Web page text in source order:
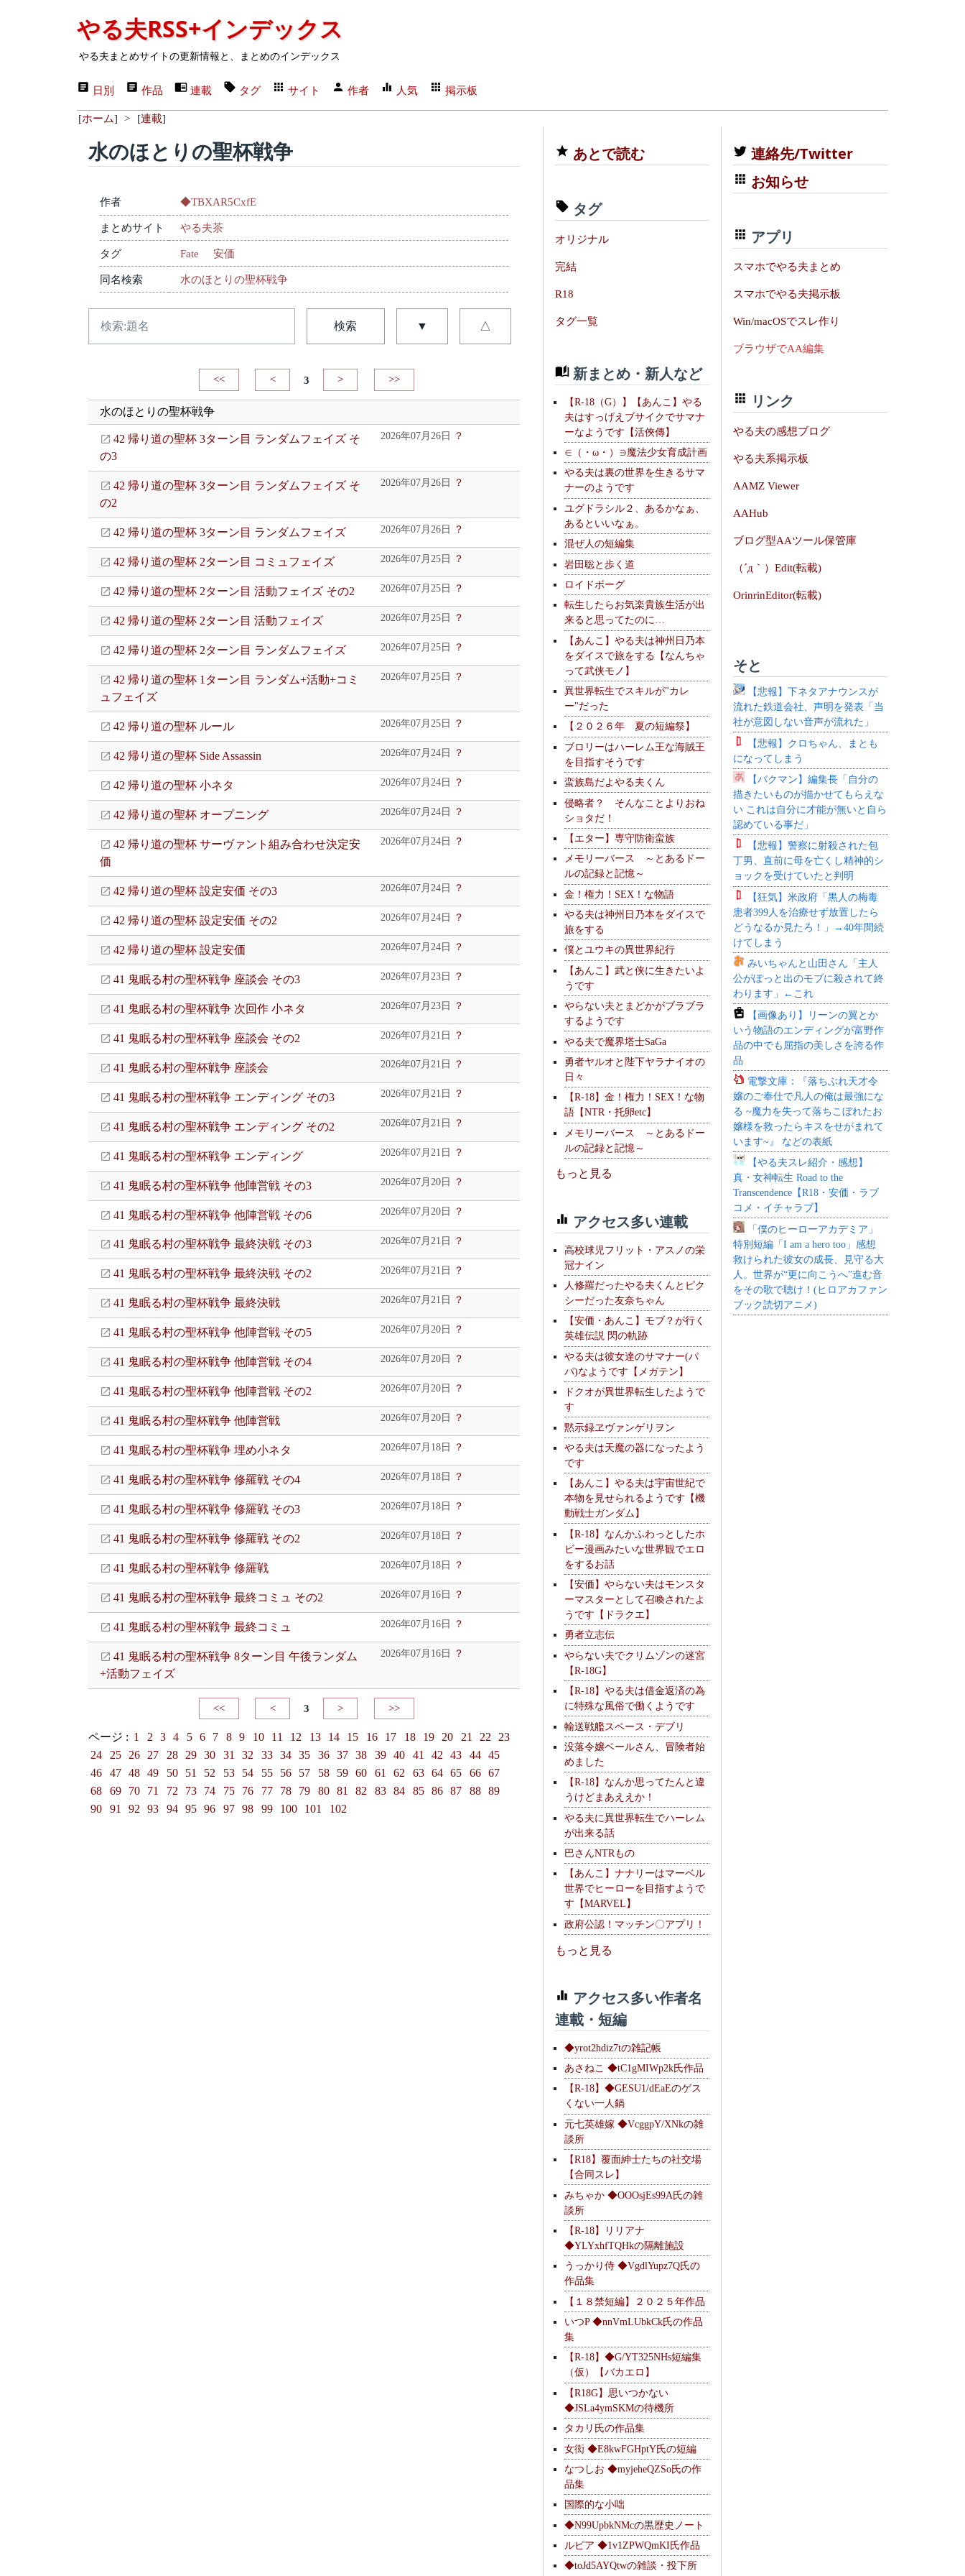
やる夫RSS+インデックス
やる夫まとめサイトの更新情報と、まとめのインデックス
日別 作品 連載 タグ サイト 作者 人気 掲示板
[ホーム] > [連載]
水のほとりの聖杯戦争
作者 ◆TBXAR5CxfE
まとめサイト やる夫茶
タグ Fate 安価
同名検索 水のほとりの聖杯戦争
検索 ▼ △
<< < 3 > >>
水のほとりの聖杯戦争
42 帰り道の聖杯 3ターン目 ランダムフェイズ そ
の3
2026年07月26日 ？
42 帰り道の聖杯 3ターン目 ランダムフェイズ そ
の2
2026年07月26日 ？
42 帰り道の聖杯 3ターン目 ランダムフェイズ 2026年07月26日 ？
42 帰り道の聖杯 2ターン目 コミュフェイズ 2026年07月25日 ？
42 帰り道の聖杯 2ターン目 活動フェイズ その2 2026年07月25日 ？
42 帰り道の聖杯 2ターン目 活動フェイズ 2026年07月25日 ？
42 帰り道の聖杯 2ターン目 ランダムフェイズ 2026年07月25日 ？
42 帰り道の聖杯 1ターン目 ランダム+活動+コミ
ュフェイズ
2026年07月25日 ？
42 帰り道の聖杯 ルール 2026年07月25日 ？
42 帰り道の聖杯 Side Assassin 2026年07月24日 ？
42 帰り道の聖杯 小ネタ 2026年07月24日 ？
42 帰り道の聖杯 オープニング 2026年07月24日 ？
42 帰り道の聖杯 サーヴァント組み合わせ決定安
価
2026年07月24日 ？
42 帰り道の聖杯 設定安価 その3 2026年07月24日 ？
42 帰り道の聖杯 設定安価 その2 2026年07月24日 ？
42 帰り道の聖杯 設定安価 2026年07月24日 ？
41 鬼眠る村の聖杯戦争 座談会 その3 2026年07月23日 ？
41 鬼眠る村の聖杯戦争 次回作 小ネタ 2026年07月23日 ？
41 鬼眠る村の聖杯戦争 座談会 その2 2026年07月21日 ？
41 鬼眠る村の聖杯戦争 座談会 2026年07月21日 ？
41 鬼眠る村の聖杯戦争 エンディング その3 2026年07月21日 ？
41 鬼眠る村の聖杯戦争 エンディング その2 2026年07月21日 ？
41 鬼眠る村の聖杯戦争 エンディング 2026年07月21日 ？
41 鬼眠る村の聖杯戦争 他陣営戦 その3 2026年07月20日 ？
41 鬼眠る村の聖杯戦争 他陣営戦 その6 2026年07月20日 ？
41 鬼眠る村の聖杯戦争 最終決戦 その3 2026年07月21日 ？
41 鬼眠る村の聖杯戦争 最終決戦 その2 2026年07月21日 ？
41 鬼眠る村の聖杯戦争 最終決戦 2026年07月21日 ？
41 鬼眠る村の聖杯戦争 他陣営戦 その5 2026年07月20日 ？
41 鬼眠る村の聖杯戦争 他陣営戦 その4 2026年07月20日 ？
41 鬼眠る村の聖杯戦争 他陣営戦 その2 2026年07月20日 ？
41 鬼眠る村の聖杯戦争 他陣営戦 2026年07月20日 ？
41 鬼眠る村の聖杯戦争 埋め小ネタ 2026年07月18日 ？
41 鬼眠る村の聖杯戦争 修羅戦 その4 2026年07月18日 ？
41 鬼眠る村の聖杯戦争 修羅戦 その3 2026年07月18日 ？
41 鬼眠る村の聖杯戦争 修羅戦 その2 2026年07月18日 ？
41 鬼眠る村の聖杯戦争 修羅戦 2026年07月18日 ？
41 鬼眠る村の聖杯戦争 最終コミュ その2 2026年07月16日 ？
41 鬼眠る村の聖杯戦争 最終コミュ 2026年07月16日 ？
41 鬼眠る村の聖杯戦争 8ターン目 午後ランダム
+活動フェイズ
2026年07月16日 ？
<< < 3 > >>
ページ : 1 2 3 4 5 6 7 8 9 10 11 12 13 14 15 16 17 18 19 20 21 22
23
24
25 26 27 28 29 30 31 32 33 34 35 36 37 38 39 40 41 42 43 44
45
46
47 48 49 50 51 52 53 54 55 56 57 58 59 60 61 62 63 64 65 66
67
68
69 70 71 72 73 74 75 76 77 78 79 80 81 82 83 84 85 86 87 88
89
90
91 92 93 94 95 96 97 98 99 100 101 102
あとで読む
タグ
オリジナル
完結
R18
タグ一覧
新まとめ・新人など
【R-18（G）】【あんこ】やる
夫はすっげえブサイクでサマナ
ーなようです【活俠傳】
∈（・ω・）∋魔法少女育成計画
やる夫は裏の世界を生きるサマ
ナーのようです
ユグドラシル２、あるかなぁ、
あるといいなぁ。
混ぜ人の短編集
岩田聡と歩く道
ロイドボーグ
転生したらお気楽貴族生活が出
来ると思ってたのに…
【あんこ】やる夫は神州日乃本
をダイスで旅をする【なんちゃ
って武侠モノ】
異世界転生でスキルが"カレ
ー"だった
【２０２６年 夏の短編祭】
ブロリーはハーレム王な海賊王
を目指すそうです
蛮族島だよやる夫くん
侵略者？ そんなことよりおね
ショタだ！
【エター】専守防衛蛮族
メモリーバース ～とあるドー
ルの記録と記憶～
金！権力！SEX！な物語
やる夫は神州日乃本をダイスで
旅をする
僕とユウキの異世界紀行
【あんこ】武と侠に生きたいよ
うです
やらない夫とまどかがブラブラ
するようです
やる夫で魔界塔士SaGa
勇者ヤルオと陛下ヤラナイオの
日々
【R-18】金！権力！SEX！な物
語【NTR・托卵etc】
メモリーバース ～とあるドー
ルの記録と記憶～
もっと見る
アクセス多い連載
高校球児フリット・アスノの栄
冠ナイン
人修羅だったやる夫くんとピク
シーだった友奈ちゃん
【安価・あんこ】モブ？が行く
英雄伝説 閃の軌跡
やる夫は彼女達のサマナー(パ
パ)なようです【メガテン】
ドクオが異世界転生したようで
す
黙示録ヱヴァンゲリヲン
やる夫は天魔の器になったよう
です
【あんこ】やる夫は宇宙世紀で
本物を見せられるようです【機
動戦士ガンダム】
【R-18】なんかふわっとしたホ
ビー漫画みたいな世界観でエロ
をするお話
【安価】やらない夫はモンスタ
ーマスターとして召喚されたよ
うです【ドラクエ】
勇者立志伝
やらない夫でクリムゾンの迷宮
【R-18G】
【R-18】やる夫は借金返済の為
に特殊な風俗で働くようです
輸送戦艦スペース・デブリ
没落令嬢ベールさん、冒険者始
めました
【R-18】なんか思ってたんと違
うけどまあええか！
やる夫に異世界転生でハーレム
が出来る話
巴さんNTRもの
【あんこ】ナナリーはマーベル
世界でヒーローを目指すようで
す【MARVEL】
政府公認！マッチン〇アプリ！
もっと見る
アクセス多い作者名
連載・短編
◆yrot2hdiz7tの雑記帳
あさねこ ◆tC1gMIWp2k氏作品
【R-18】◆GESU1/dEaEのゲス
くない一人鍋
元七英雄嫁 ◆VcggpY/XNkの雑
談所
【R18】覆面紳士たちの社交場
【合同スレ】
みちゃか ◆OOOsjEs99A氏の雑
談所
【R-18】リリアナ
◆YLYxhfTQHkの隔離施設
うっかり侍 ◆VgdlYupz7Q氏の
作品集
【１８禁短編】２０２５年作品
いつP ◆nnVmLUbkCk氏の作品
集
【R-18】◆G/YT325NHs短編集
（仮）【バカエロ】
【R18G】思いつかない
◆JSLa4ymSKMの待機所
タカリ氏の作品集
女衒 ◆E8kwFGHptY氏の短編
なつしお ◆myjeheQZSo氏の作
品集
国際的な小咄
◆N99UpbkNMcの黒歴史ノート
ルピア ◆1v1ZPWQmKI氏作品
◆toJd5AYQtwの雑談・投下所
連絡先/Twitter
お知らせ
アプリ
スマホでやる夫まとめ
スマホでやる夫掲示板
Win/macOSでスレ作り
ブラウザでAA編集
リンク
やる夫の感想ブログ
やる夫系掲示板
AAMZ Viewer
AAHub
ブログ型AAツール保管庫
（´д｀）Edit(転載)
OrinrinEditor(転載)
そと
【悲報】下ネタアナウンスが
流れた鉄道会社、声明を発表「当
社が意図しない音声が流れた」
【悲報】クロちゃん、まとも
になってしまう
【バクマン】編集長「自分の
描きたいものが描かせてもらえな
い これは自分に才能が無いと自ら
認めている事だ」
【悲報】警察に射殺された包
丁男、直前に母を亡くし精神的シ
ョックを受けていたと判明
【狂気】米政府「黒人の梅毒
患者399人を治療せず放置したら
どうなるか見たろ！」→40年間続
けてしまう
みいちゃんと山田さん「主人
公がぽっと出のモブに殺されて終
わります」←これ
【画像あり】リーンの翼とか
いう物語のエンディングが富野作
品の中でも屈指の美しさを誇る作
品
電撃文庫：『落ちぶれ天才令
嬢のご奉仕で凡人の俺は最強にな
る ~魔力を失って落ちこぼれたお
嬢様を救ったらキスをせがまれて
います~』 などの表紙
【やる夫スレ紹介・感想】
真・女神転生 Road to the
Transcendence【R18・安価・ラブ
コメ・イチャラブ】
「僕のヒーローアカデミア」
特別短編「I am a hero too」感想
救けられた彼女の成長、見守る大
人。世界が“更に向こうへ”進む音
をその歌で聴け！(ヒロアカファン
ブック読切アニメ)